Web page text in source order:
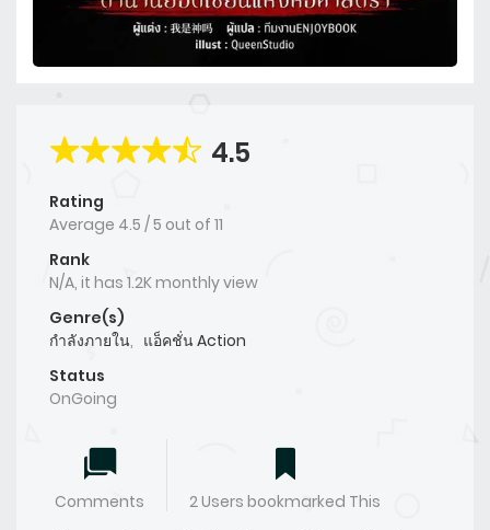
4.5
Rating
Average 4.5 /5 out of 11
Rank
N/A, it has 1.2K monthly view
Genre(s)
กำลังภายใน, แอ็คชั่น Action
Status
OnGoing
Comments 2 Users bookmarked This